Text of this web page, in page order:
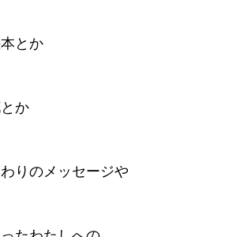
とか
か
りのメッセージや